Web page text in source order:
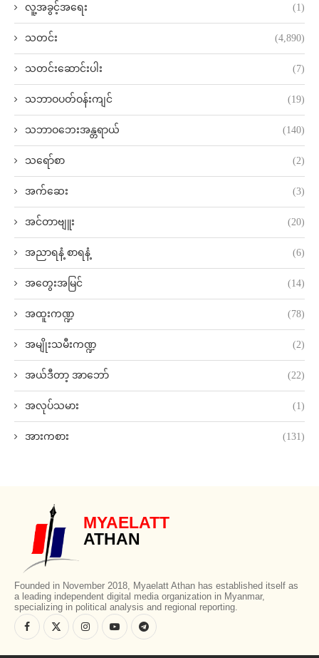
လူ့အခွင့်အရေး (1)
သတင်း (4,890)
သတင်းဆောင်းပါး (7)
သဘာဝပတ်ဝန်းကျင် (19)
သဘာဝဘေးအန္တရာယ် (140)
သရော်စာ (2)
အက်ဆေး (3)
အင်တာဗျူး (20)
အညာရနံ့ စာရနံ့ (6)
အတွေးအမြင် (14)
အထူးကဏ္ဍ (78)
အမျိုးသမီးကဏ္ဍ (2)
အယ်ဒီတာ့ အာဘော် (22)
အလုပ်သမား (1)
အားကစား (131)
MYAELATT
ATHAN
Founded in November 2018, Myaelatt Athan has established itself as
a leading independent digital media organization in Myanmar,
specializing in political analysis and regional reporting.